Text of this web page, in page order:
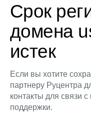
Срок
домена
истек
Если вы хотите
партнеру Руцентра
контакты для связи
поддержки.